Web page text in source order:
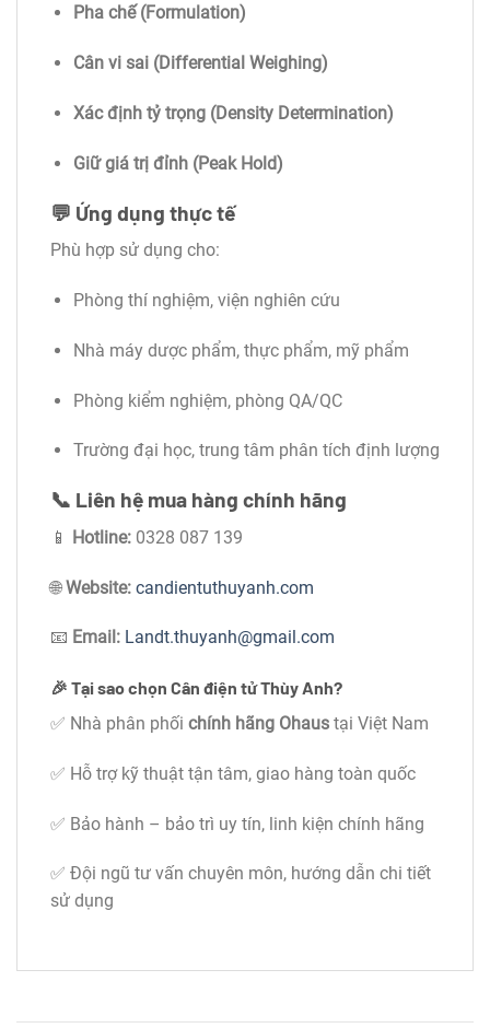
Pha chế (Formulation)
Cân vi sai (Differential Weighing)
Xác định tỷ trọng (Density Determination)
Giữ giá trị đỉnh (Peak Hold)
💬 Ứng dụng thực tế
Phù hợp sử dụng cho:
Phòng thí nghiệm, viện nghiên cứu
Nhà máy dược phẩm, thực phẩm, mỹ phẩm
Phòng kiểm nghiệm, phòng QA/QC
Trường đại học, trung tâm phân tích định lượng
📞 Liên hệ mua hàng chính hãng
📱 Hotline: 0328 087 139
🌐Website: candientuthuyanh.com
📧 Email: Landt.thuyanh@gmail.com
🎉 Tại sao chọn Cân điện tử Thùy Anh?
✅ Nhà phân phối chính hãng Ohaus tại Việt Nam
✅ Hỗ trợ kỹ thuật tận tâm, giao hàng toàn quốc
✅ Bảo hành – bảo trì uy tín, linh kiện chính hãng
✅ Đội ngũ tư vấn chuyên môn, hướng dẫn chi tiết
sử dụng